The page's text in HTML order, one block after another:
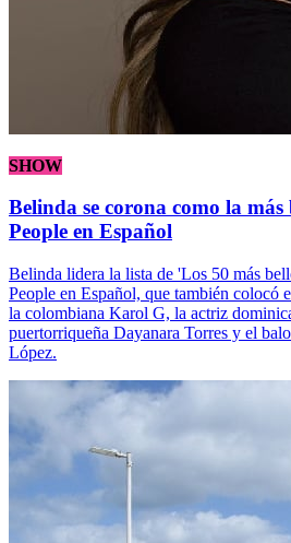
SHOW
Belinda se corona como la más
People en Español
Belinda lidera la lista de 'Los 50 más
People en Español, que también colocó
la colombiana Karol G, la actriz
puertorriqueña Dayanara Torres y el
López.